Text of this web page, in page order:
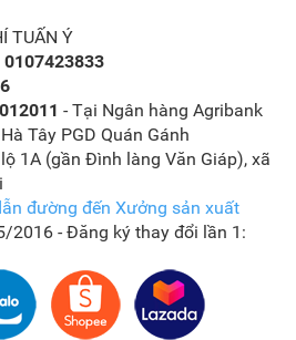
TUẤN Ý
0107423833
- Tại Ngân hàng Agribank
Tây PGD Quán Gánh
1A (gần Đình làng Văn Giáp), xã
đường đến Xưởng sản xuất
2016 - Đăng ký thay đổi lần 1: